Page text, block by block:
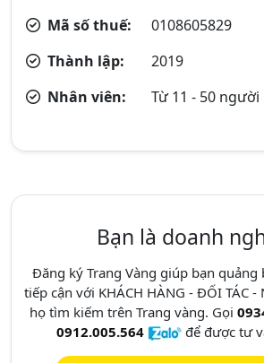
Mã số thuế:
0108605829
Thành lập:
2019
Nhân viên:
Từ 11 - 50 người
Bạn là doanh
Đăng ký Trang Vàng giúp bạn quảng
tiếp cận với KHÁCH HÀNG - ĐỐI TÁC
họ tìm kiếm trên Trang vàng. Gọi
0912.005.564
để được tư